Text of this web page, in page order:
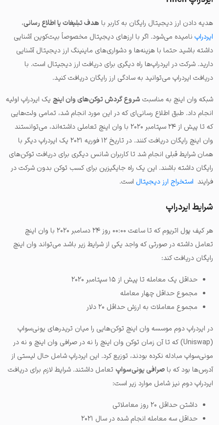
هدیه دادن ارز دیجیتال رایگان به کاربر با هدف تبلیغات یا اطلاع رسانی،
ایردراپ نامیده می‌شود. اگر با ارزهای دیجیتال مخصوصاً بیت‌کوین آشنایی
داشته باشید حتما با هزینه‌ها و دشواری‌های ماینینگ ارز دیجیتال آشنایی
دارید. شرکت در ایردراپ‌ها راه دیگری برای دریافت ارز دیجیتال است. با
دریافت ایردراپ می‌توانید به سادگی ارز رایگان دریافت کنید.
شبکه وان اینچ به مناسبت شروع گردش توکن‌های وان اینچ یک ایردراپ اولیه
انجام داد. طبق اطلاع رسانی‌ای که در این مورد انجام شد، تمامی ولت‌هایی
که تا پیش از ۲۴ سپتامبر ۲۰۲۰ با وان اینچ تعاملی داشته‌اند، می‌توانستند
وان اینچ رایگان دریافت کنند. در تاریخ ۱۲ فوریه ۲۰۲۱ یک ایردراپ دیگر با
همان شرایط قبلی انجام شد تا کاربران شانس دیگری برای دریافت توکن‌های
رایگان داشته باشند. این یک راه جایگیزین برای کسب توکن بدون شرکت در
فرایند استخراج ارز دیجیتال است.
شرایط ایردراپ
هر کیف پول اتریوم که تا ساعت ۰۰:۰۰ روز ۲۴ دسامبر ۲۰۲۰ با وان اینچ
تعامل داشته در صورتی که واجد یکی از شرایط زیر باشد می‌تواند وان اینچ
رایگان دریافت کند:
حداقل یک معامله تا پیش از ۱۵ سپتامبر ۲۰۲۰
مجموع حداقل چهار معامله
مجموع معاملات به ارزش حداقل ۲۰ دلار
در ایردراپ دوم موسسه وان اینچ توکن‌هایی را میان تریدرهای یونی‌سواپ
(Uniswap) که تا آن زمان توکن وان اینچ را نه در صرافی وان اینچ و نه در
مونی‌سواپ مبادله نکرده بودند، توزیع کرد. این ایردراپ شامل حال لیستی از
آدرس‌ها بود که باصرافی یونی‌سواپ تعامل داشتند. شرایط لازم برای دریافت
ایردراپ دوم نیز شامل موارد زیر است:
داشتن حداقل ۲۰ روز معاملاتی
حداقل سه معامله انجام شده در سال ۲۰۲۱